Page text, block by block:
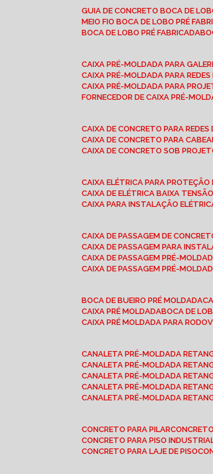
GUIA DE CONCRETO BOCA DE
MEIO FIO BOCA DE LOBO PRÉ
BOCA DE LOBO PRÉ FABRICADA
CAIXA PRÉ-MOLDADA PARA
CAIXA PRÉ-MOLDADA PARA
CAIXA PRÉ-MOLDADA PARA
FORNECEDOR DE CAIXA PRÉ-
CAIXA DE CONCRETO PARA
CAIXA DE CONCRETO PARA
CAIXA DE CONCRETO SOB
CAIXA ELÉTRICA PARA
CAIXA DE ELÉTRICA BAIXA
CAIXA PARA INSTALAÇÃO
CAIXA DE PASSAGEM DE
CAIXA DE PASSAGEM PARA
CAIXA DE PASSAGEM PRÉ-
CAIXA DE PASSAGEM PRÉ-
BOCA DE BUEIRO PRÉ MOLDADA
CAIXA PRÉ MOLDADA BOCA DE
CAIXA PRÉ MOLDADA PARA
CANALETA PRÉ-MOLDADA
CANALETA PRÉ-MOLDADA
CANALETA PRÉ-MOLDADA
CANALETA PRÉ-MOLDADA
CANALETA PRÉ-MOLDADA
CONCRETO PARA PILAR
CONCRETO PARA PISO
CONCRETO PARA LAJE DE PISO